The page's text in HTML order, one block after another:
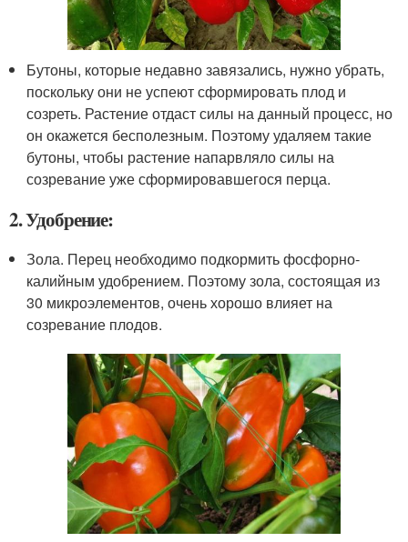
Бутоны, которые недавно завязались, нужно убрать,
поскольку они не успеют сформировать плод и
созреть. Растение отдаст силы на данный процесс, но
он окажется бесполезным. Поэтому удаляем такие
бутоны, чтобы растение напарвляло силы на
созревание уже сформировавшегося перца.
2. Удобрение:
Зола. Перец необходимо подкормить фосфорно-
калийным удобрением. Поэтому зола, состоящая из
30 микроэлементов, очень хорошо влияет на
созревание плодов.